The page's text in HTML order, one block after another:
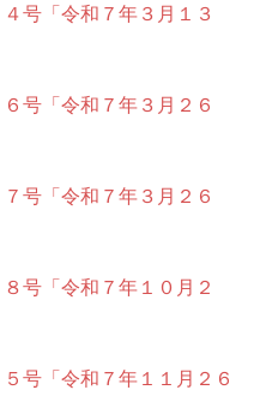
号「令和７年３月１３
号「令和７年３月２６
号「令和７年３月２６
号「令和７年１０月２
号「令和７年１１月２６